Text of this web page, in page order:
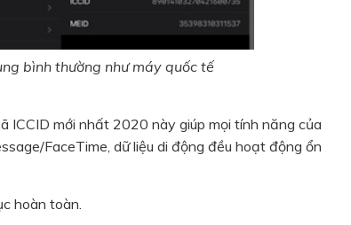
bình thường như máy quốc tế
ICCID mới nhất 2020 này giúp mọi tính năng của
FaceTime, dữ liệu di động đều hoạt động ổn
hoàn toàn.